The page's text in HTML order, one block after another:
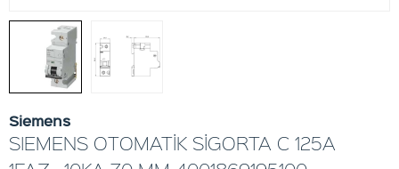
Siemens
SIEMENS OTOMATİK SİGORTA C 125A